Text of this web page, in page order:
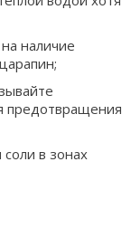
наличие
предотвращения
в зонах